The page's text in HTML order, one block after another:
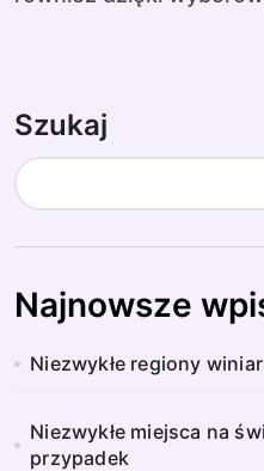
Szukaj
Najnowsze
Niezwykłe regiony
Niezwykłe miejsca na
przypadek